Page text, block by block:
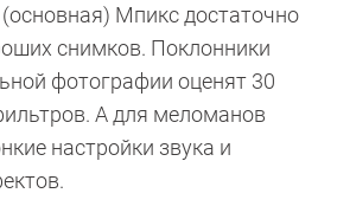
Мпикс достаточно
снимков. Поклонники
фотографии оценят 30
А для меломанов
настройки звука и